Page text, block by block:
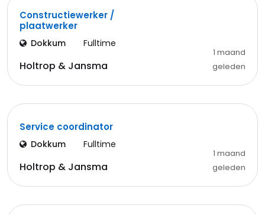
Constructiewerker /
plaatwerker
Dokkum Fulltime
Holtrop & Jansma
1 maand
geleden
Service coordinator
Dokkum Fulltime
Holtrop & Jansma
1 maand
geleden